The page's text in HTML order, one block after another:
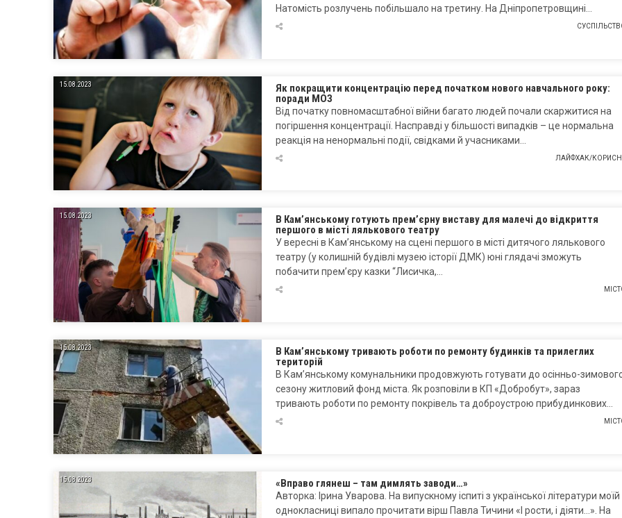
Натомість розлучень побільшало на третину. На Дніпропетровщині…
15.08.2023
Як покращити концентрацію перед початком нового навчального року:
поради МОЗ
Від початку повномасштабної війни багато людей почали скаржитися на
погіршення концентрації. Насправді у більшості випадків – це нормальна
реакція на ненормальні події, свідками й учасниками…
ЛАЙФХАК/
15.08.2023
В Кам’янському готують прем’єрну виставу для малечі до відкриття
першого в місті лялькового театру
У вересні в Кам’янському на сцені першого в місті дитячого лялькового
театру (у колишній будівлі музею історії ДМК) юні глядачі зможуть
побачити прем’єру казки “Лисичка,…
15.08.2023
В Кам’янському тривають роботи по ремонту будинків та прилеглих
територій
В Кам’янському комунальники продовжують готувати до осінньо-
сезону житловий фонд міста. Як розповіли в КП «Добробут», зараз
тривають роботи по ремонту покрівель та доброустрою прибудинкових…
15.08.2023 «Вправо глянеш – там димлять заводи…»
Авторка: Ірина Уварова. На випускному іспиті з української літератури моїй
однокласниці випало прочитати вірш Павла Тичини «І рости, і діяти…». На